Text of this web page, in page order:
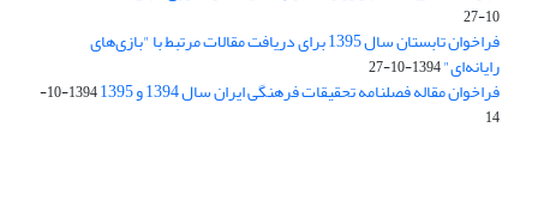
10-27
فراخوان تابستان سال 1395 برای دریافت مقالات مرتبط با "بازی‌های
رایانه‌ای"1394-10-27
فراخوان مقاله فصلنامه تحقیقات فرهنگی ایران سال 1394 و 1395
1394-10-
14